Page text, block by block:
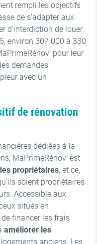
rempli les objectifs
de s'adapter aux
d'interdiction de louer
environ 307 000 à 330
pour leur
demandes
avec un
de rénovation
dédiées à la
MaPrimeRénov' est
propriétaires, et ce,
soient propriétaires
Accessible aux
situés en
financer les frais
améliorer les
anciens. Les